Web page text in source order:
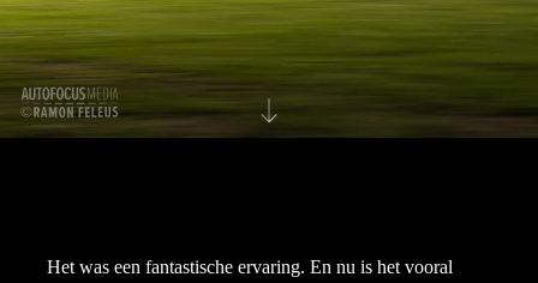
Het was een fantastische ervaring. En nu is het vooral